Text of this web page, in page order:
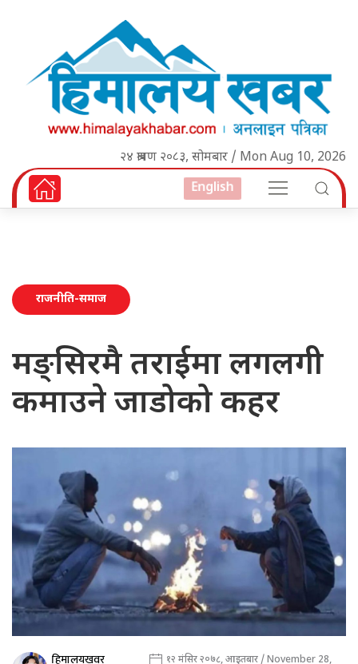
२४ श्रावण २०८३, सोमबार / Mon Aug 10, 2026
English
राजनीति-समाज
मङ्सिरमै तराईमा लगलगी
कमाउने जाडोको कहर
हिमालयखवर
१२ मंसिर २०७८, आइतबार / November 28,